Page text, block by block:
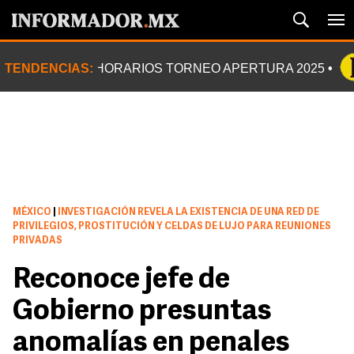
TENDENCIAS: HORARIOS TORNEO APERTURA 2025
MÉXICO
INVESTIGACIÓN REVELA LA EXISTENCIA DE UNA RED DE
PRIVILEGIOS, PROSTITUCIÓN Y CELDAS DE LUJO PARA REUNIONES
PRIVADAS
Reconoce jefe de
Gobierno presuntas
anomalías en penales